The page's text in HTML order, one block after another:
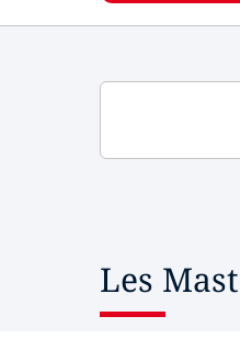
Les